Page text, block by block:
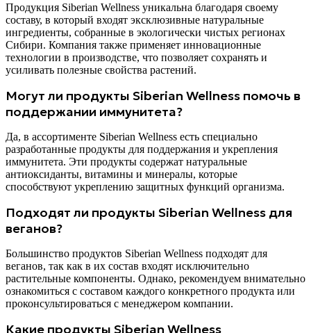
Продукция Siberian Wellness уникальна благодаря своему
составу, в который входят эксклюзивные натуральные
ингредиенты, собранные в экологически чистых регионах
Сибири. Компания также применяет инновационные
технологии в производстве, что позволяет сохранять и
усиливать полезные свойства растений.
Могут ли продукты Siberian Wellness помочь в
поддержании иммунитета?
Да, в ассортименте Siberian Wellness есть специально
разработанные продукты для поддержания и укрепления
иммунитета. Эти продукты содержат натуральные
антиоксиданты, витамины и минералы, которые
способствуют укреплению защитных функций организма.
Подходят ли продукты Siberian Wellness для
веганов?
Большинство продуктов Siberian Wellness подходят для
веганов, так как в их состав входят исключительно
растительные компоненты. Однако, рекомендуем внимательно
ознакомиться с составом каждого конкретного продукта или
проконсультироваться с менеджером компании.
Какие продукты Siberian Wellness